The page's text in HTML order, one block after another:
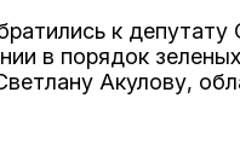
к
в порядок
Акулову,